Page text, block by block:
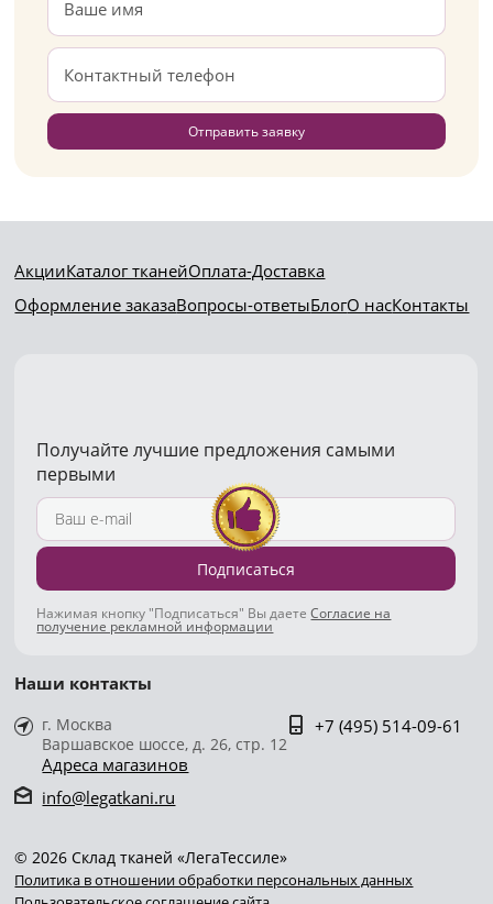
Отправить заявку
АкцииКаталог тканейОплата-Доставка
Оформление заказаВопросы-ответыБлогО насКонтакты
Получайте лучшие предложения самыми
первыми
Подписаться
Нажимая кнопку "Подписаться" Вы даетеСогласие на
получение рекламной информации
Наши контакты
г. Москва
Варшавское шоссе, д. 26, стр. 12
Адреса магазинов
+7 (495) 514-09-61
info@legatkani.ru
© 2026 Склад тканей «ЛегаТессиле»
Политика в отношении обработки персональных данных